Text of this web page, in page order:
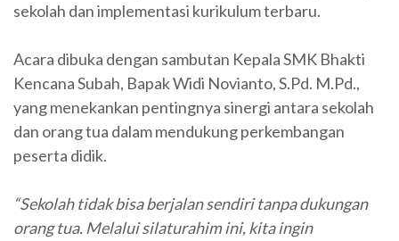
sekolah dan implementasi kurikulum terbaru.
Acara dibuka dengan sambutan Kepala SMK Bhakti
Kencana Subah, Bapak Widi Novianto, S.Pd. M.Pd.,
yang menekankan pentingnya sinergi antara sekolah
dan orang tua dalam mendukung perkembangan
peserta didik.
“Sekolah tidak bisa berjalan sendiri tanpa dukungan
orang tua. Melalui silaturahim ini, kita ingin